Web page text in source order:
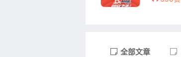
全部文章